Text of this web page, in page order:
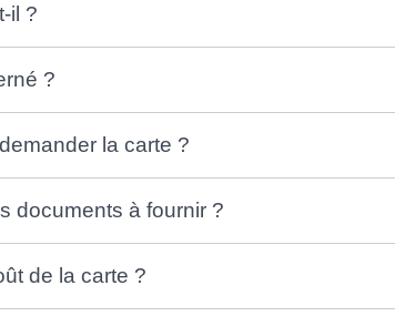
il ?
?
la carte ?
documents à fournir ?
de la carte ?